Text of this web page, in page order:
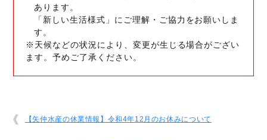
あります。
「新しい生活様式」にご理解・ご協力をお願いしま
す。
※天候などの状況により、変更が生じる場合がござい
ます。予めご了承ください。
【矢仲水産の休業情報】令和4年12月のお休みについて